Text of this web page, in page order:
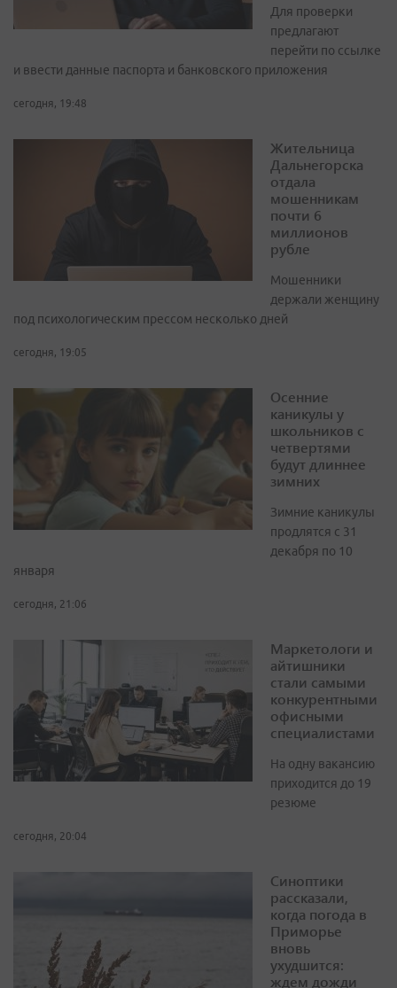
Для проверки
предлагают
перейти по ссылке
и ввести данные паспорта и банковского приложения
сегодня, 19:48
Жительница
Дальнегорска
отдала
мошенникам
почти 6
миллионов
рубле
Мошенники
держали женщину
под психологическим прессом несколько дней
сегодня, 19:05
Осенние
каникулы у
школьников с
четвертями
будут длиннее
зимних
Зимние каникулы
продлятся с 31
декабря по 10
января
сегодня, 21:06
Маркетологи и
айтишники
стали самыми
конкурентными
офисными
специалистами
На одну вакансию
приходится до 19
резюме
сегодня, 20:04
Синоптики
рассказали,
когда погода в
Приморье
вновь
ухудшится:
ждем дожди